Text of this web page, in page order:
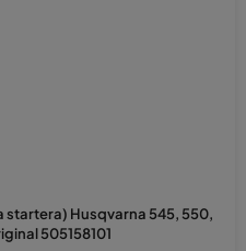
startera) Husqvarna 545, 550,
505158101